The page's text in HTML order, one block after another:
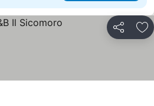
Jaa